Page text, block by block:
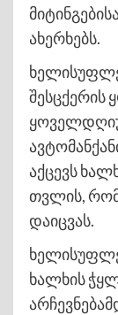
ახერხებს.
შესცქერის
აქცევს
თვლის,
დაიცვას.
ხალხის